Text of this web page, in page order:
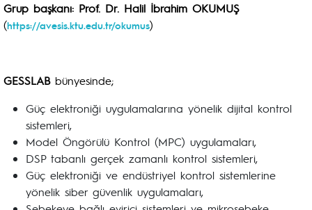
Grup başkanı: Prof. Dr. Halil İbrahim OKUMUŞ
(https://avesis.ktu.edu.tr/okumus)
GESSLABbünyesinde;
Güç elektroniği uygulamalarına yönelik dijital kontrol
sistemleri,
Model Öngörülü Kontrol (MPC) uygulamaları,
DSP tabanlı gerçek zamanlı kontrol sistemleri,
Güç elektroniği ve endüstriyel kontrol sistemlerine
yönelik siber güvenlik uygulamaları,